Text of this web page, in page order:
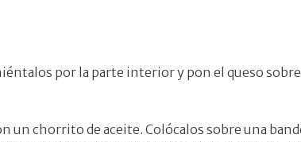
por la parte interior y pon el queso
chorrito de aceite. Colócalos sobre una